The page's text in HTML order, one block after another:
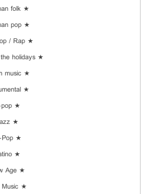
★ German folk
★ German pop
★ Hip-Hop / Rap
★ Music for the holidays
★ Indian music
★ Instrumental
★ J-pop
★ Jazz
★ K-Pop
★ Latino
★ New Age
★ Pop Music